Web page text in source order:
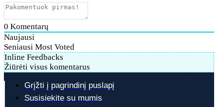
0 Komentarų
Naujausi
Seniausi Most Voted
Inline Feedbacks
Žiūrėti visus komentarus
Grįžti į pagrindinį puslapį
Susisiekite su mumis